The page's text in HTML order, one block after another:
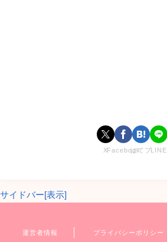
XFacebookはてブLINE
サイドバー[表示]
運営者情報 プライバシーポリシー